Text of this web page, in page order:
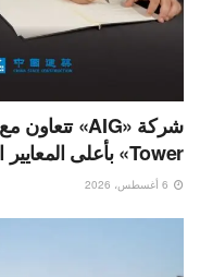
Tower» بأعلى المعايير العالمية